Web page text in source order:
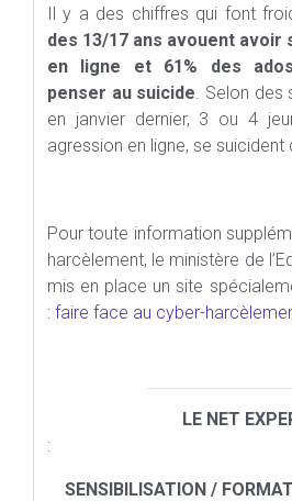
Il y a des chiffres qui font
des 13/17 ans avouent avoir
en ligne et 61% des
penser au suicide. Selon des
en janvier dernier, 3 ou 4
agression en ligne, se suicident
Pour toute information
harcèlement, le ministère de
mis en place un site
: faire face au cyber-
LE NET
:
SENSIBILISATION /